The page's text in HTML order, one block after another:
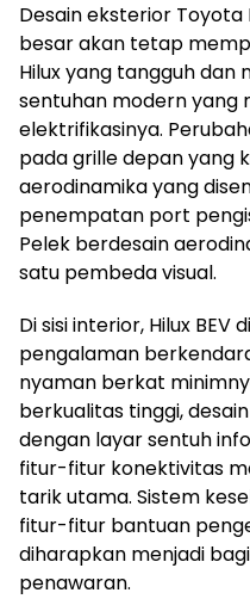
Desain eksterior Toyota
besar akan tetap
Hilux yang tangguh dan
sentuhan modern yang
elektrifikasinya.
pada grille depan yang
aerodinamika yang
penempatan port
Pelek berdesain
satu pembeda visual.
Di sisi interior, Hilux
pengalaman
nyaman berkat
berkualitas tinggi,
dengan layar sentuh
fitur-fitur konektivitas
tarik utama. Sistem
fitur-fitur bantuan
diharapkan menjadi
penawaran.